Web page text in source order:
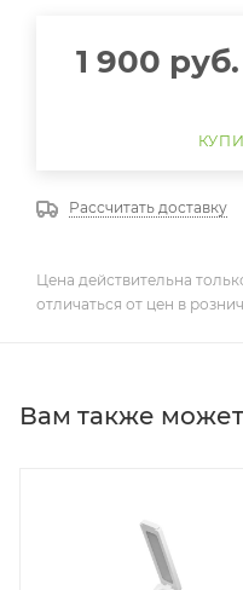
1 900 руб.
Рассчитать доставку
Цена действительна
отличаться от цен в
Вам также